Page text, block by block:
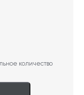
количество